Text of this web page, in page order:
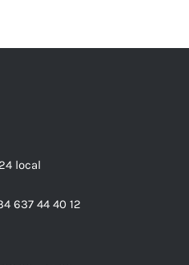
local
637 44 40 12